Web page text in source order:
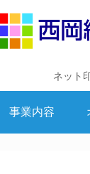
ネット
事業内容